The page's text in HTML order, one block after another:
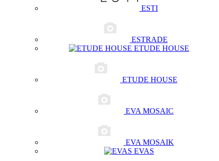
ESTI
ESTRADE
ETUDE HOUSE
ETUDE HOUSE
EVA MOSAIC
EVA MOSAIK
EVAS